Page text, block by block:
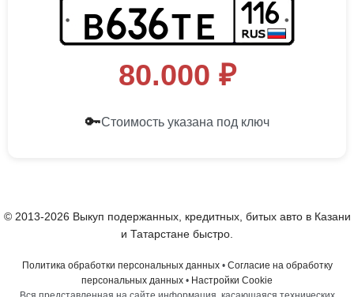
B636TE 116
80.000 ₽
🔑Стоимость указана под ключ
© 2013-2026 Выкуп подержанных, кредитных, битых авто в Казани
и Татарстане быстро.
Политика обработки персональных данных• Согласие на обработку
персональных данных • Настройки Cookie